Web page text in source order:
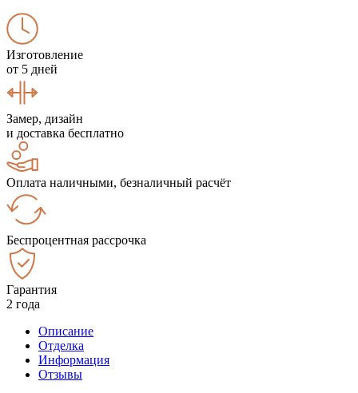
Изготовление
от 5 дней
Замер, дизайн
и доставка бесплатно
Оплата наличными, безналичный расчёт
Беспроцентная рассрочка
Гарантия
2 года
Описание
Отделка
Информация
Отзывы